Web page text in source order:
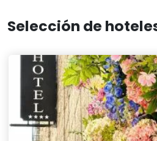
Selección de